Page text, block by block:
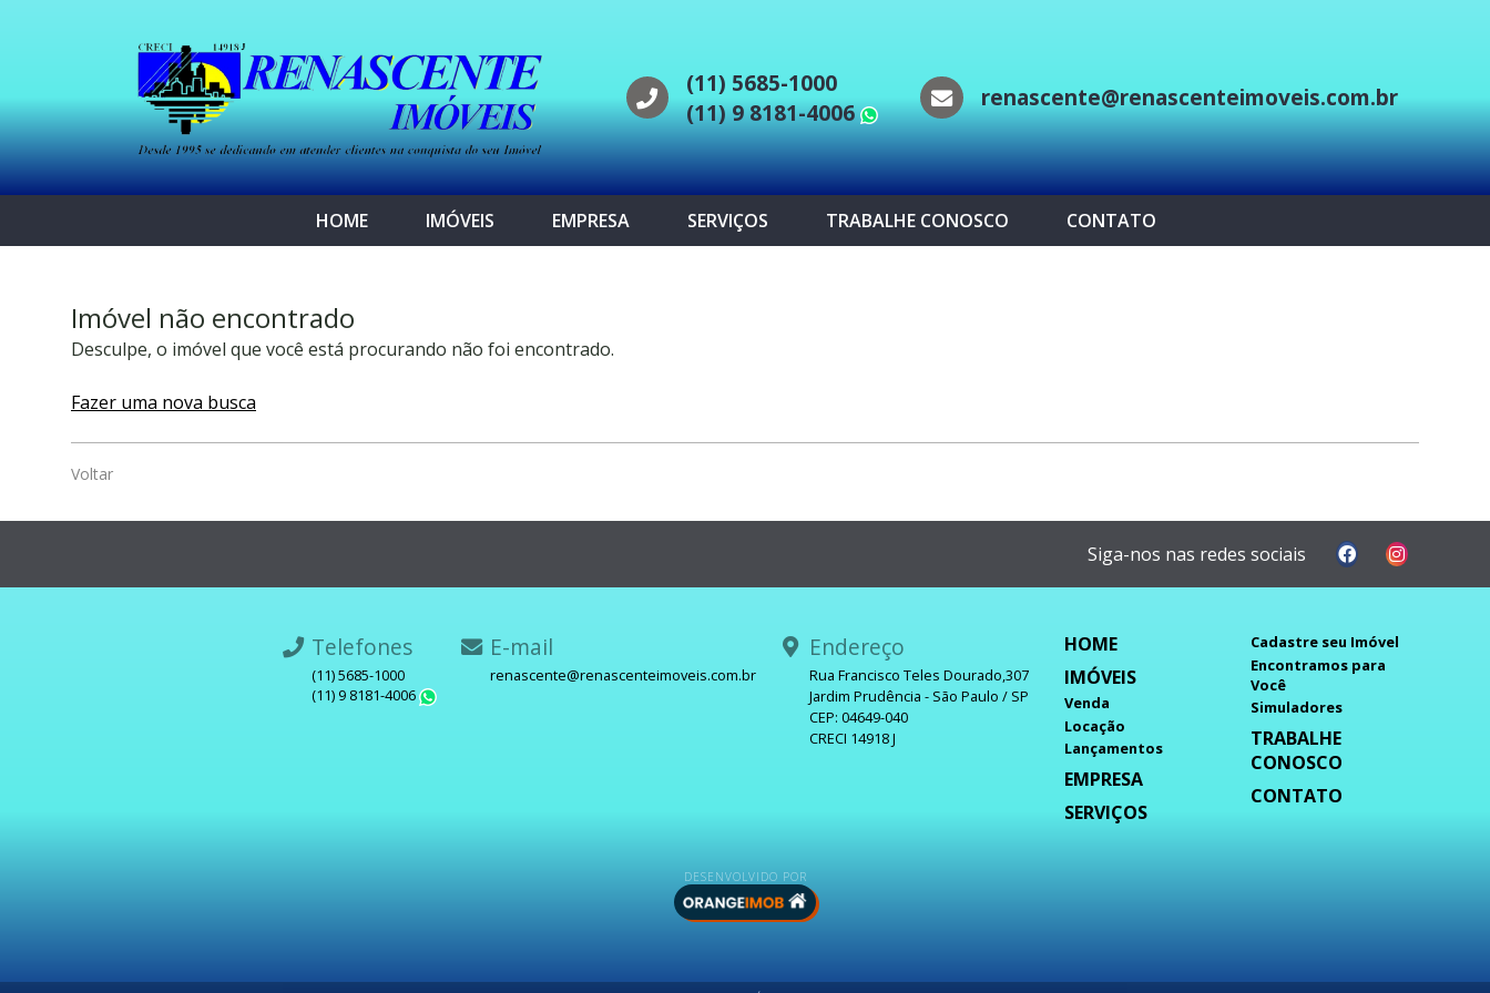
(11) 5685-1000
(11) 9 8181-4006
WhatsApp
renascente@renascenteimoveis.com.br
HOME IMÓVEIS EMPRESA SERVIÇOS TRABALHE CONOSCO CONTATO
Imóvel não encontrado
Desculpe, o imóvel que você está procurando não foi encontrado.
Fazer uma nova busca
Voltar
Siga-nos nas redes sociais
Telefones
(11) 5685-1000
(11) 9 8181-4006
E-mail
renascente@renascenteimoveis.com.br
Endereço
Rua Francisco Teles Dourado,307
Jardim Prudência - São Paulo / SP
CEP: 04649-040
CRECI 14918 J
HOME
IMÓVEIS
Venda
Locação
Lançamentos
EMPRESA
SERVIÇOS
Cadastre seu Imóvel
Encontramos para
Você
Simuladores
TRABALHE
CONOSCO
CONTATO
DESENVOLVIDO POR